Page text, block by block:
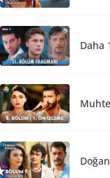
Daha